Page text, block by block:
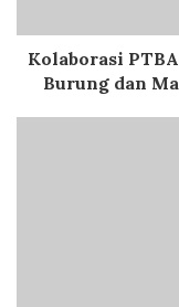
Kolaborasi
Burung dan